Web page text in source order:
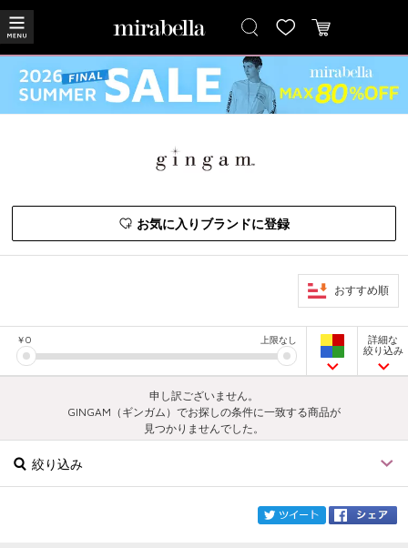
お気に入りブランドに登録
おすすめ順
￥0 上限なし
詳細な
絞り込み
申し訳ございません。
GINGAM（ギンガム）でお探しの条件に一致する商品が
見つかりませんでした。
絞り込み